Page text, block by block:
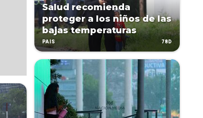
Salud recomienda
proteger a los niños de las
bajas temperaturas
PAÍS 78D